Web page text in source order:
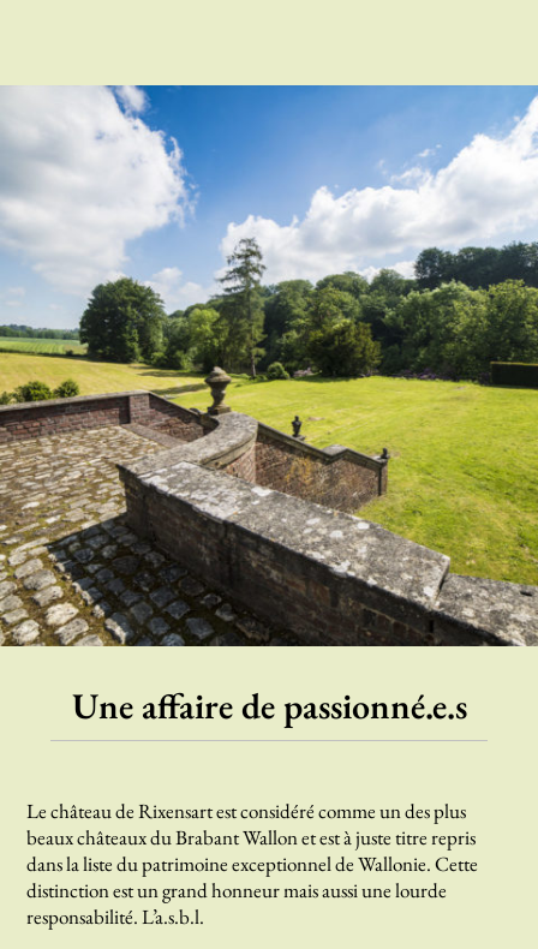
Une affaire de passionné.e.s
Le château de Rixensart est considéré comme un des plus
beaux châteaux du Brabant Wallon et est à juste titre repris
dans la liste du patrimoine exceptionnel de Wallonie. Cette
distinction est un grand honneur mais aussi une lourde
responsabilité. L’a.s.b.l.